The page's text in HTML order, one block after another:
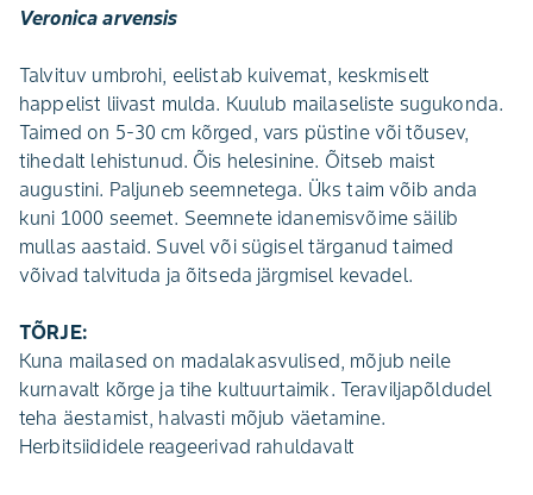
Veronica arvensis
Talvituv umbrohi, eelistab kuivemat, keskmiselt
happelist liivast mulda. Kuulub mailaseliste sugukonda.
Taimed on 5-30 cm kõrged, vars püstine või tõusev,
tihedalt lehistunud. Õis helesinine. Õitseb maist
augustini. Paljuneb seemnetega. Üks taim võib anda
kuni 1000 seemet. Seemnete idanemisvõi­me säilib
mullas aastaid. Suvel või sügisel tärganud taimed
võivad talvituda ja õitseda järgmisel kevadel.
TÕRJE:
Kuna mailased on madalakasvulised, mõjub neile
kurnavalt kõrge ja tihe kultuurtaimik. Teraviljapõldudel
teha äestamist, halvasti mõjub väetamine.
Herbitsiididele reageeri­vad rahuldavalt